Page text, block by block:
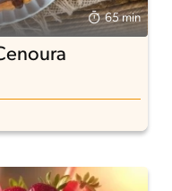
65 min